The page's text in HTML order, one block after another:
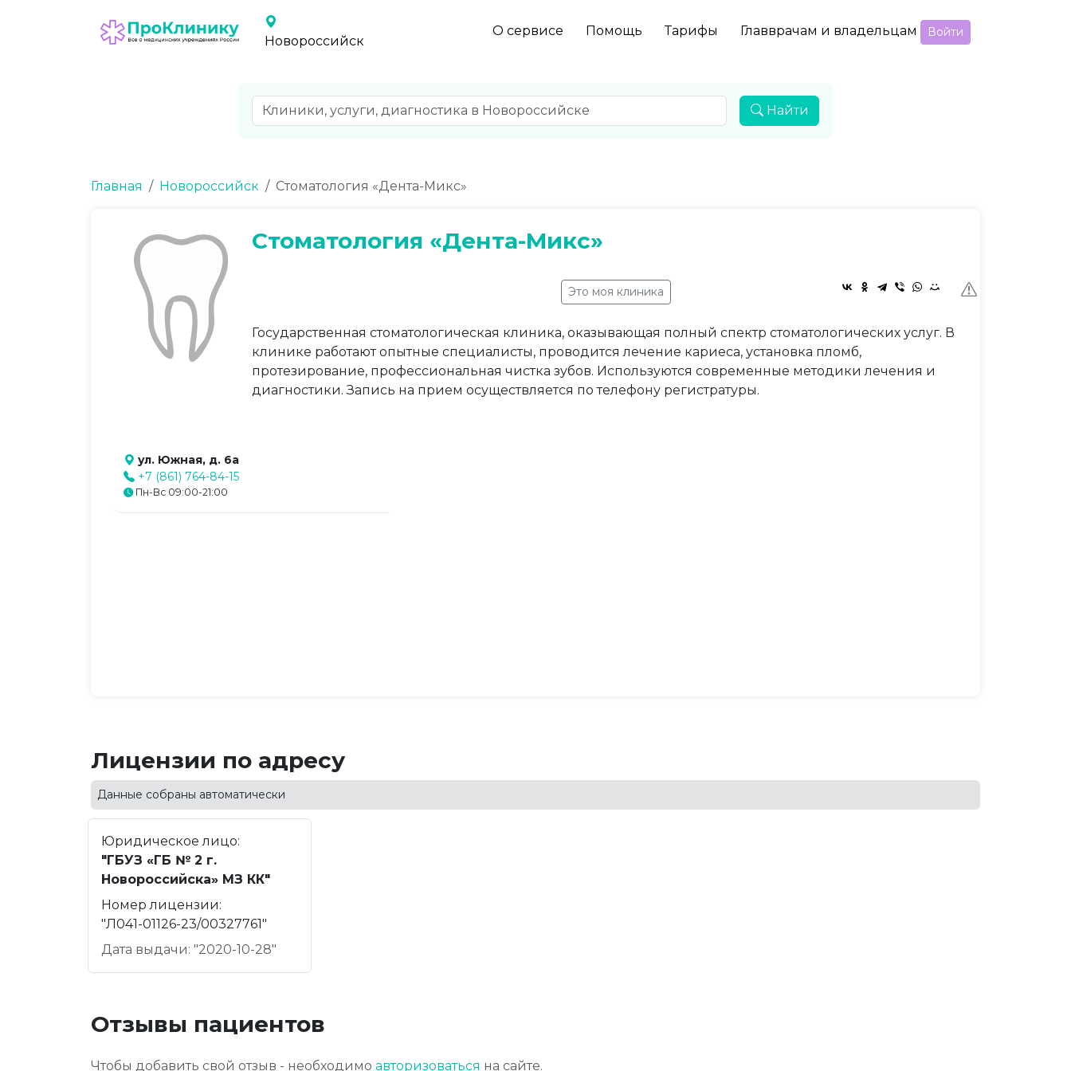
Новороссийск
О сервисе Помощь Тарифы Главврачам и владельцам Войти
Найти
Главная Новороссийск Стоматология «Дента-Микс»
Стоматология «Дента-Микс»
Это моя клиника
Государственная стоматологическая клиника, оказывающая полный спектр стоматологических услуг. В
клинике работают опытные специалисты, проводится лечение кариеса, установка пломб,
протезирование, профессиональная чистка зубов. Используются современные методики лечения и
диагностики. Запись на прием осуществляется по телефону регистратуры.
ул. Южная, д. 6а
+7 (861) 764-84-15
Пн-Вс 09:00-21:00
Лицензии по адресу
Данные собраны автоматически
Юридическое лицо:
"ГБУЗ «ГБ № 2 г.
Новороссийска» МЗ КК"
Номер лицензии:
"Л041-01126-23/00327761"
Дата выдачи: "2020-10-28"
Отзывы пациентов
Чтобы добавить свой отзыв - необходимо авторизоваться на сайте.